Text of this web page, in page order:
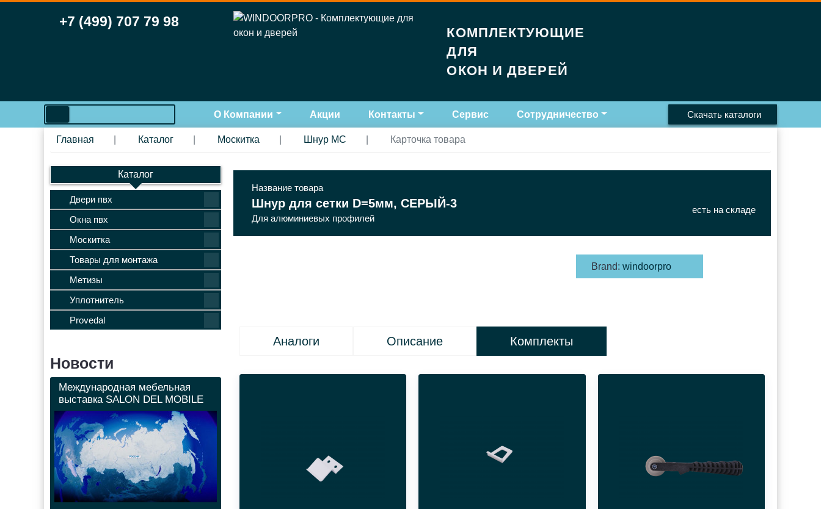
+7 (499) 707 79 98
КОМПЛЕКТУЮЩИЕ
ДЛЯ
ОКОН И ДВЕРЕЙ
О Компании Акции Контакты Сервис Сотрудничество Скачать каталоги
Главная Каталог Москитка Шнур МС Карточка товара
Каталог
Двери пвх
Окна пвх
Москитка
Товары для монтажа
Метизы
Уплотнитель
Provedal
Новости
Международная мебельная
выставка SALON DEL MOBILE
Название товара
Шнур для сетки D=5мм, СЕРЫЙ-3
Для алюминиевых профилей
есть на складе
Brand: windoorpro
Аналоги Описание Комплекты